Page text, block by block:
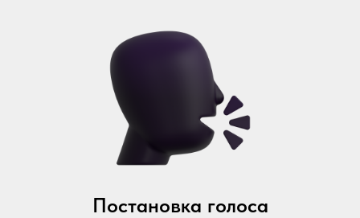
Постановка голоса